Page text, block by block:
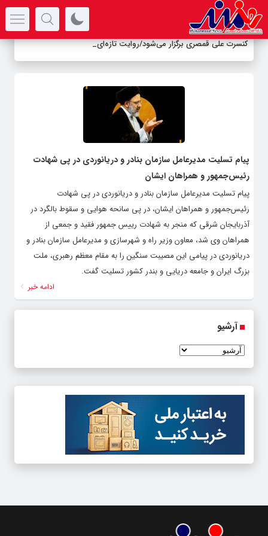
کنسرت علی قمصری برگزار می‌شود/روایت تازه‌ای ا_
پیام تسلیت مدیرعامل سازمان بنادر و دریانوردی در پی شهادت
رئیس‌جمهور و همراهان ایشان
پیام تسلیت مدیرعامل سازمان بنادر و دریانوردی در پی شهادت
رئیس‌جمهور و همراهان ایشان، در پی سانحه هوایی و سقوط بالگرد در
آذربایجان شرقی که منجر به شهادت رییس جمهور فقید و جمعی از
همراهان وی شد، معاون وزیر راه و شهرسازی و مدیرعامل سازمان بنادر و
دریانوردی در پیامی این مصیبت سنگین را به مقام معظم رهبری، ملت
بزرگ ایران و جامعه دریایی و بندر کشور تسلیت گفت.
ادامه خبر
آرشیو